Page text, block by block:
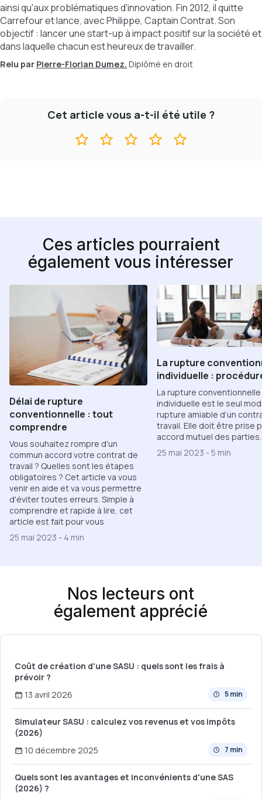
ainsi qu'aux problématiques d'innovation. Fin 2012, il quitte
Carrefour et lance, avec Philippe, Captain Contrat. Son
objectif : lancer une start-up à impact positif sur la société et
dans laquelle chacun est heureux de travailler.
Relu par Pierre-Florian Dumez. Diplômé en droit
Cet article vous a-t-il été utile ?
Ces articles pourraient
également vous intéresser
Délai de rupture
conventionnelle : tout
comprendre
Vous souhaitez rompre d'un
commun accord votre contrat de
travail ? Quelles sont les étapes
obligatoires ? Cet article va vous
venir en aide et va vous permettre
d'éviter toutes erreurs. Simple à
comprendre et rapide à lire, cet
article est fait pour vous
25 mai 2023 - 4 min
La rupture
individuelle :
La rupture conventionnelle
individuelle est le seul
rupture amiable d’un
travail. Elle doit être prise
accord mutuel des parties.
25 mai 2023 - 5 min
Nos lecteurs ont
également apprécié
Coût de création d'une SASU : quels sont les frais à
prévoir ?
5 min
13 avril 2026
Simulateur SASU : calculez vos revenus et vos impôts
(2026)
7 min
10 décembre 2025
Quels sont les avantages et inconvénients d'une SAS
(2026) ?